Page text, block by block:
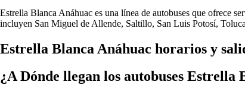
Estrella Blanca Anáhuac es una línea de autobuses que ofrece
incluyen San Miguel de Allende, Saltillo, San Luis Potosí,
Estrella Blanca Anáhuac horarios y
¿A Dónde llegan los autobuses Estrella